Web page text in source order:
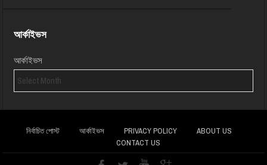
আর্কাইভস
আর্কাইভস
নির্বাচিত পোস্ট আর্কাইভস PRIVACY POLICY
ABOUT US
CONTACT US